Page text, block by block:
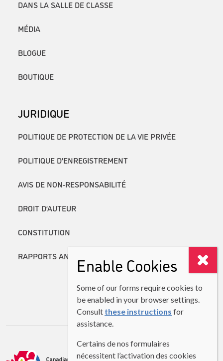
DANS LA SALLE DE CLASSE
MÉDIA
BLOGUE
BOUTIQUE
JURIDIQUE
POLITIQUE DE PROTECTION DE LA VIE PRIVÉE
POLITIQUE D’ENREGISTREMENT
AVIS DE NON-RESPONSABILITÉ
DROIT D’AUTEUR
CONSTITUTION
RAPPORTS ANNUELSEnable Cookies
Some of our forms require cookies to
be enabled in your browser settings.
Consult these instructions for
assistance.
Certains de nos formulaires
nécessitent l’activation des cookies